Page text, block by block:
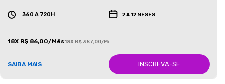
360 A 720H 2 A 12 MESES
18X R$ 86,00/Mês18X R$ 387,00/Mês
SAIBA MAIS INSCREVA-SE